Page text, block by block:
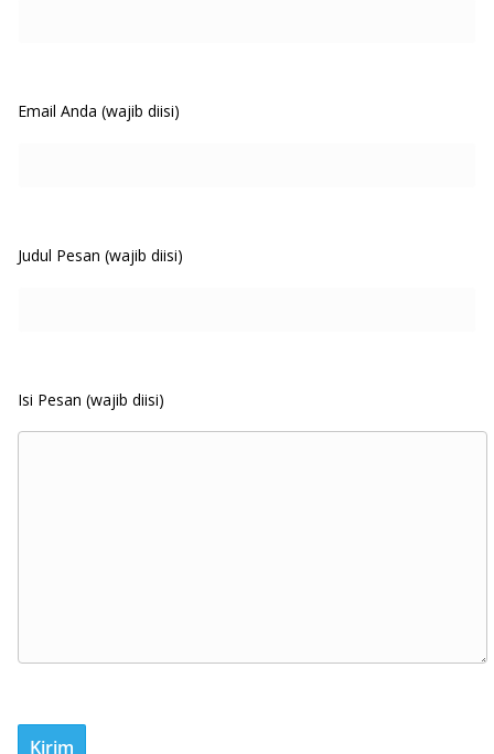
Email Anda (wajib diisi)
Judul Pesan (wajib diisi)
Isi Pesan (wajib diisi)